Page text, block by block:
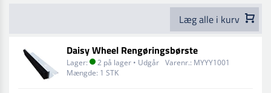
Læg alle i kurv
Daisy Wheel Rengøringsbørste
Lager: 2 på lager • Udgår Varenr.: MYYY1001
Mængde: 1 STK